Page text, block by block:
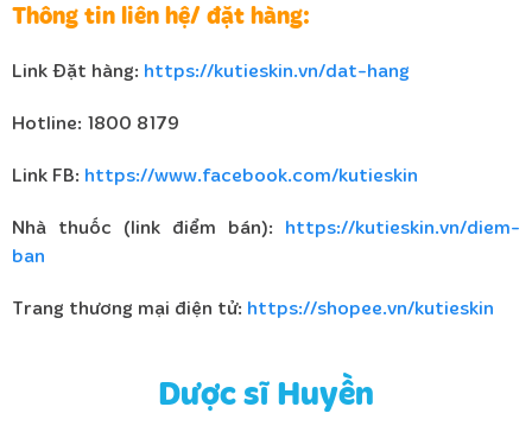
Thông tin liên hệ/ đặt hàng:
Link Đặt hàng: https://kutieskin.vn/dat-hang
Hotline: 1800 8179
Link FB: https://www.facebook.com/kutieskin
Nhà thuốc (link điểm bán): https://kutieskin.vn/diem-
ban
Trang thương mại điện tử: https://shopee.vn/kutieskin
Dược sĩ Huyền